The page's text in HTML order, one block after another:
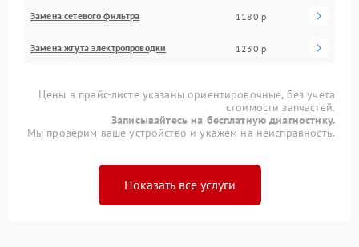
Замена сетевого фильтра 1180 р
Замена жгута электропроводки 1230 р
Цены в прайс-листе указаны ориентировочные, без учета
стоимости запчастей.
Записывайтесь на бесплатную диагностику.
Мы проверим ваше устройство и укажем на неисправность.
Показать все услуги